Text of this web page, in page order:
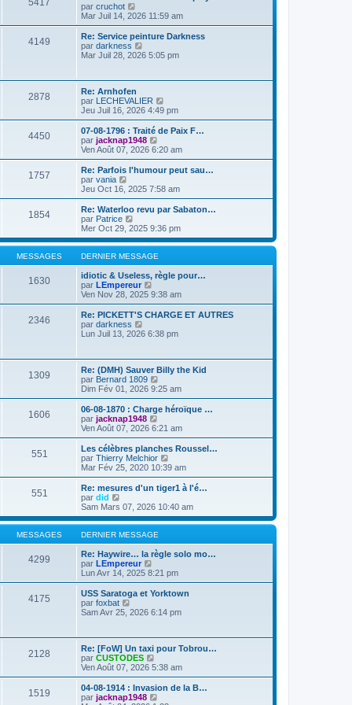
s
s
a
g
e
i
e
r
e
s
d
e
i
e
r
e
s
s
a
e
e
r
l
e
d
e
i
e
r
m
e
s
s
a
e
5417
par cruchot
o
n
s
u
l
r
e
d
e
r
n
i
m
e
s
a
e
Mar Juil 14, 2026 11:59 am
4149
Re: Service peinture Darkness
par darkness
o
u
t
e
r
l
e
d
e
r
i
m
e
s
s
a
g
Mar Juil 28, 2026 5:05 pm
2878
Re: Arnhofen
par LECHEVALIER
o
n
s
l
r
l
e
e
n
i
e
s
a
g
Jeu Juil 16, 2026 4:49 pm
4450
07-08-1796 : Traité de Paix F…
par jacknap1948
o
n
s
l
r
l
e
d
r
n
i
e
r
e
s
e
Ven Août 07, 2026 6:20 am
1757
Re: Parfois l'humour peut sau…
par vania
o
n
s
u
l
e
r
l
e
d
e
n
e
r
e
s
s
a
Jeu Oct 16, 2025 7:58 am
1854
Re: Waterloo revu par Sabaton…
par Patrice
o
n
s
u
l
t
e
r
l
e
d
e
i
e
r
m
e
s
s
a
Mer Oct 29, 2025 9:36 pm
MESSAGES DERNIER MESSAGE
1630
idiotic & Useless, règle pour…
par LEmpereur
o
n
s
l
r
l
e
d
e
r
n
i
m
e
s
a
e
Ven Nov 28, 2025 9:38 am
2346
Re: PICKETT'S CHARGE ET AUTRES
par darkness
o
u
l
t
e
r
l
e
d
e
r
n
i
m
e
s
s
a
g
e
Lun Juil 13, 2026 6:38 pm
1309
Re: (DMH) Sauver Billy the Kid
par Bernard 1809
o
n
s
l
e
r
l
e
e
n
i
e
s
a
g
Dim Fév 01, 2026 9:25 am
1606
06-08-1870 : Charge héroïque …
par jacknap1948
o
n
s
u
l
e
r
l
e
d
r
i
e
r
e
s
Ven Août 07, 2026 6:21 am
551
Les célèbres planches Roussel…
par Thierry Melchior
o
n
s
l
e
l
e
e
n
i
r
e
s
a
e
Mar Fév 25, 2020 10:39 am
551
Re: mesures d'un tiger1 à l'é…
par did
o
n
s
u
l
t
e
r
l
e
d
e
i
e
r
m
e
s
s
Sam Mars 07, 2026 10:40 am
MESSAGES DERNIER MESSAGE
4299
Re: Haywire… la règle solo mo…
par LEmpereur
o
n
s
l
r
l
e
d
e
r
n
Lun Avr 14, 2025 8:21 pm
4175
USS Saratoga et Yorktown
par foxbat
o
u
l
t
e
r
e
Sam Avr 25, 2026 6:14 pm
2128
Re: [FoW] Un taxi pour Tobrou…
par CUSTODES
o
n
s
u
Ven Août 07, 2026 5:38 am
1519
04-08-1914 : Invasion de la B…
par jacknap1948